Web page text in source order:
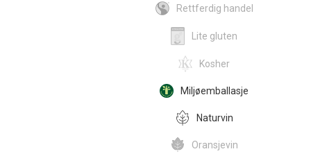
Rettferdig handel
Lite gluten
Kosher
Miljøemballasje
Naturvin
Oransjevin